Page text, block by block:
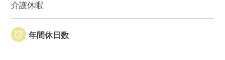
介護休暇
年間休日数